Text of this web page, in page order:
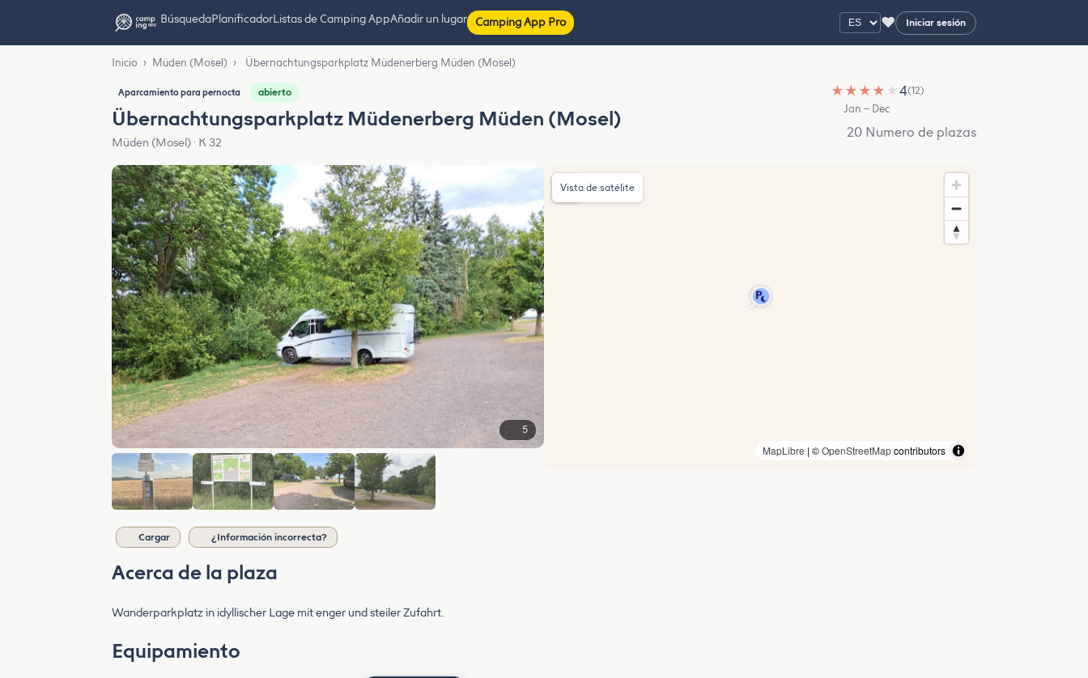
BúsquedaPlanificadorListas de Camping AppAñadir un lugar Camping App Pro ♥ Iniciar sesión
Inicio › Müden (Mosel) › Übernachtungsparkplatz Müdenerberg Müden (Mosel)
Aparcamiento para pernocta abierto
Übernachtungsparkplatz Müdenerberg Müden (Mosel)
Müden (Mosel) · K 32
★ ★ ★ ★ ★4(12)
Jan – Dec
20 Numero de plazas
5
MapLibre | ©OpenStreetMapcontributors
Vista de satélite
Cargar ¿Información incorrecta?
Acerca de la plaza
Wanderparkplatz in idyllischer Lage mit enger und steiler Zufahrt.
Equipamiento